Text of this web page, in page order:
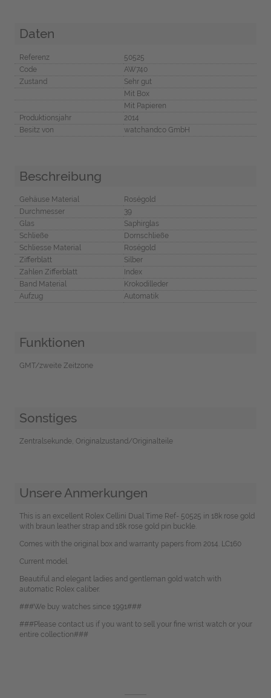
Daten
Referenz
50525
Code
AW740
Zustand
Sehr gut
Mit Box
Mit Papieren
Produktionsjahr
2014
Besitz von
watchandco GmbH
Beschreibung
Gehäuse Material
Roségold
Durchmesser
39
Glas
Saphirglas
Schließe
Dornschließe
Schliesse Material
Roségold
Zifferblatt
Silber
Zahlen Zifferblatt
Index
Band Material
Krokodilleder
Aufzug
Automatik
Funktionen
GMT/zweite Zeitzone
Sonstiges
Zentralsekunde, Originalzustand/Originalteile
Unsere Anmerkungen
This is an excellent Rolex Cellini Dual Time Ref- 50525 in 18k rose gold
with braun leather strap and 18k rose gold pin buckle.
Comes with the original box and warranty papers from 2014. LC160
Current model.
Beautiful and elegant ladies and gentleman gold watch with
automatic Rolex caliber.
###We buy watches since 1991###
###Please contact us if you want to sell your fine wrist watch or your
entire collection###